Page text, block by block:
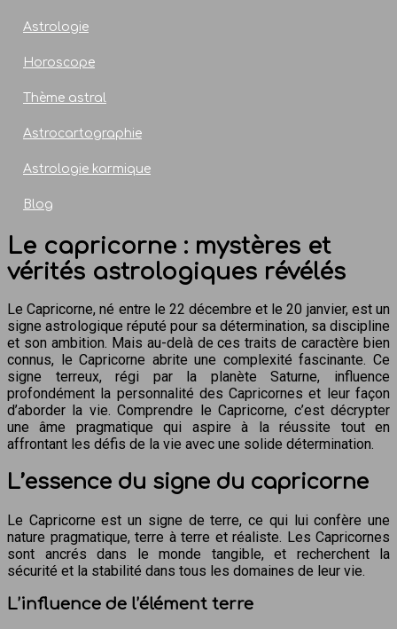
Astrologie
Horoscope
Thème astral
Astrocartographie
Astrologie karmique
Blog
Le capricorne : mystères et
vérités astrologiques révélés
Le Capricorne, né entre le 22 décembre et le 20 janvier, est un
signe astrologique réputé pour sa détermination, sa discipline
et son ambition. Mais au-delà de ces traits de caractère bien
connus, le Capricorne abrite une complexité fascinante. Ce
signe terreux, régi par la planète Saturne, influence
profondément la personnalité des Capricornes et leur façon
d’aborder la vie. Comprendre le Capricorne, c’est décrypter
une âme pragmatique qui aspire à la réussite tout en
affrontant les défis de la vie avec une solide détermination.
L’essence du signe du capricorne
Le Capricorne est un signe de terre, ce qui lui confère une
nature pragmatique, terre à terre et réaliste. Les Capricornes
sont ancrés dans le monde tangible, et recherchent la
sécurité et la stabilité dans tous les domaines de leur vie.
L’influence de l’élément terre